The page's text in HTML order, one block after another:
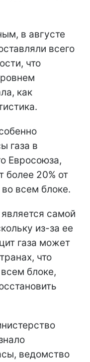
в августе
всего
что
как
газа в
Евросоюза,
более 20% от
всем блоке.
самой
из-за ее
газа может
что
блоке,
ведомство